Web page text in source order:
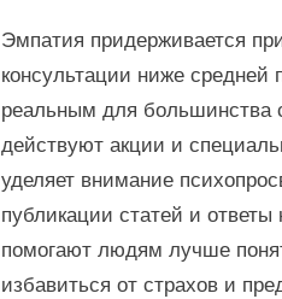
Эмпатия придерживается
консультации ниже средней
реальным для большинства
действуют акции и
уделяет внимание
публикации статей и
помогают людям лучше
избавиться от страхов и